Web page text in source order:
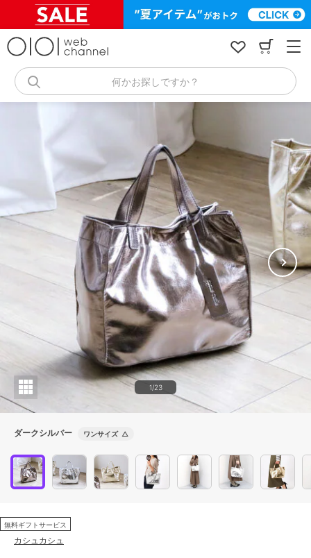
キ
何かお探しですか？
1/23
ダークシルバー ワンサイズ △
無料ギフトサービス
カシュカシュ